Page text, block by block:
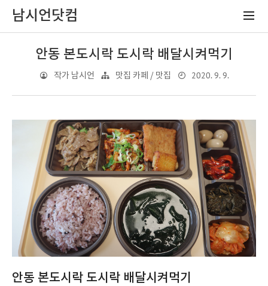
남시언닷컴
안동 본도시락 도시락 배달시켜먹기
작가 남시언 맛집 카페 / 맛집 2020. 9. 9.
안동 본도시락 도시락 배달시켜먹기